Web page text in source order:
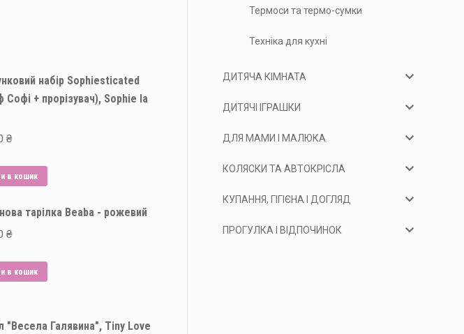
набір Sophiesticated
+ прорізувач), Sophie la
₴
в кошик
тарілка Beaba - рожевий
₴
в кошик
"Весела Галявина", Tiny Love
Термоси та термо-сумки
Техніка для кухні
ДИТЯЧА КІМНАТА
ДИТЯЧІ ІГРАШКИ
ДЛЯ МАМИ І МАЛЮКА
КОЛЯСКИ ТА АВТОКРІСЛА
КУПАННЯ, ГІГІЄНА І ДОГЛЯД
ПРОГУЛКА І ВІДПОЧИНОК